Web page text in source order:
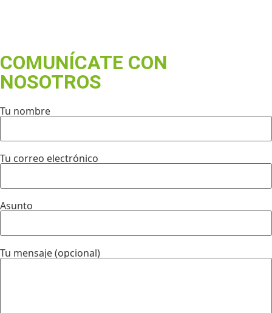
COMUNÍCATE CON
NOSOTROS
Tu nombre
Tu correo electrónico
Asunto
Tu mensaje (opcional)